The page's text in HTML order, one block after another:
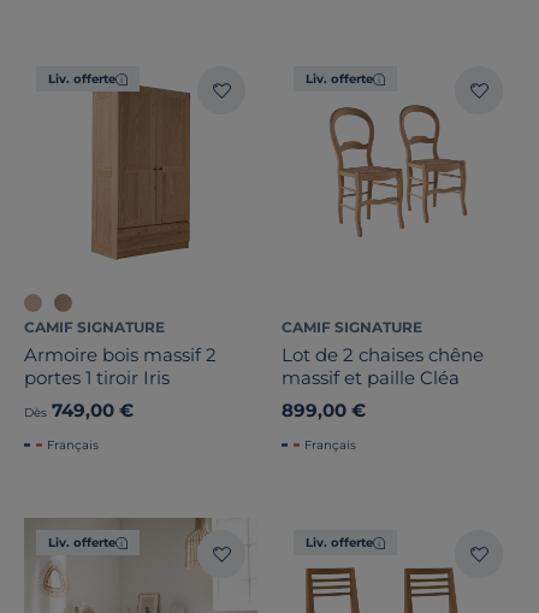
Liv. offerte
CAMIF SIGNATURE
Armoire bois massif 2
portes 1 tiroir Iris
Dès 749,00 €
Français
Liv. offerte
CAMIF SIGNATURE
Lot de 2 chaises chêne
massif et paille Cléa
899,00 €
Français
Liv. offerte Liv. offerte
Dimension
Largeur
Hauteur
Profondeur
Note des clients